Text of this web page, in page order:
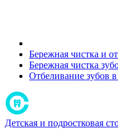
Бережная чистка и
Бережная чистка
Отбеливание зубов
Детская и подростковая